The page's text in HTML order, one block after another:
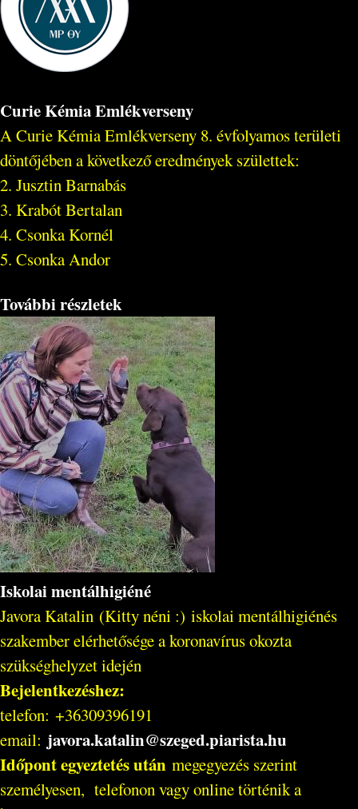
Curie Kémia Emlékverseny
A Curie Kémia Emlékverseny 8. évfolyamos területi
döntőjében a következő eredmények születtek:
2. Jusztin Barnabás
3. Krabót Bertalan
4. Csonka Kornél
5. Csonka Andor
További részletek
Iskolai mentálhigiéné
Javora Katalin (Kitty néni :) iskolai mentálhigiénés
szakember elérhetősége a koronavírus okozta
szükséghelyzet idején
Bejelentkezéshez:
telefon: +36309396191
email: javora.katalin@szeged.piarista.hu
Időpont egyeztetés után megegyezés szerint
személyesen, telefonon vagy online történik a